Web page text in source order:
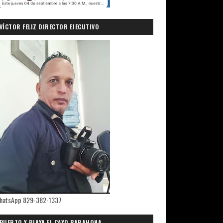
FELIZ DIRECTOR EJECUTIVO
829-382-1337